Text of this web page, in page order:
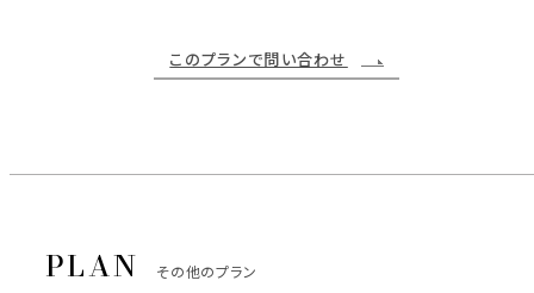
このプランで問い合わせ
その他のプラン